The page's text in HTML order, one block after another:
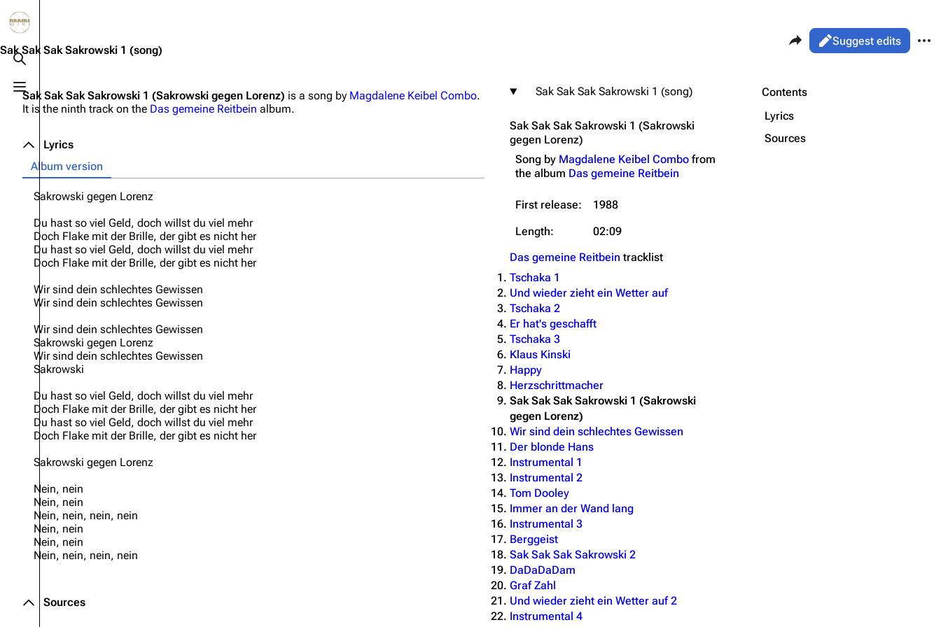
Toggle search
Toggle menu
3.4K 10.6K
Navigation
Blog
On this day
Random page
Contact
Rammstein
Videography
Tour dates
Merchandise
Emigrate
Videography
Lindemann
Videography
Information
Discography
Videography
Song list
Tour dates
Merchandise
Flake Lorenz
Information
Discography
Videography
Members
Richard Kruspe
Oliver Riedel
Christoph Schneider
Paul Landers
Christian Lorenz
Sak Sak Sak Sakrowski 1 (song)
Share this page
Views
ReadSuggest edits
Purge
Printable version
Sak Sak Sak Sakrowski 1 (song)
Sak Sak Sak Sakrowski 1 (Sakrowski
gegen Lorenz)
Song by Magdalene Keibel Combo from
the album Das gemeine Reitbein
First release:
1988
Length:
02:09
Das gemeine Reitbein tracklist
Tschaka 1
Und wieder zieht ein Wetter auf
Tschaka 2
Er hat's geschafft
Tschaka 3
Klaus Kinski
Happy
Herzschrittmacher
Sak Sak Sak Sakrowski 1 (Sakrowski
gegen Lorenz)
Wir sind dein schlechtes Gewissen
Der blonde Hans
Instrumental 1
Instrumental 2
Tom Dooley
Immer an der Wand lang
Instrumental 3
Berggeist
Sak Sak Sak Sakrowski 2
DaDaDaDam
Graf Zahl
Und wieder zieht ein Wetter auf 2
Instrumental 4
Sak Sak Sak Sakrowski 1 (Sakrowski gegen Lorenz) is a song by Magdalene Keibel Combo.
It is the ninth track on the Das gemeine Reitbein album.
Lyrics
Album version
Sakrowski gegen Lorenz
Du hast so viel Geld, doch willst du viel mehr
Doch Flake mit der Brille, der gibt es nicht her
Du hast so viel Geld, doch willst du viel mehr
Doch Flake mit der Brille, der gibt es nicht her
Wir sind dein schlechtes Gewissen
Wir sind dein schlechtes Gewissen
Wir sind dein schlechtes Gewissen
Sakrowski gegen Lorenz
Wir sind dein schlechtes Gewissen
Sakrowski
Du hast so viel Geld, doch willst du viel mehr
Doch Flake mit der Brille, der gibt es nicht her
Du hast so viel Geld, doch willst du viel mehr
Doch Flake mit der Brille, der gibt es nicht her
Sakrowski gegen Lorenz
Nein, nein
Nein, nein
Nein, nein, nein, nein
Nein, nein
Nein, nein
Nein, nein, nein, nein
Sources
Contents
Lyrics
Sources